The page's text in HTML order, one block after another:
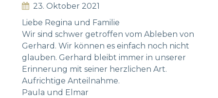
23. Oktober 2021
Liebe Regina und Familie
Wir sind schwer getroffen vom Ableben von
Gerhard. Wir können es einfach noch nicht
glauben. Gerhard bleibt immer in unserer
Erinnerung mit seiner herzlichen Art.
Aufrichtige Anteilnahme.
Paula und Elmar